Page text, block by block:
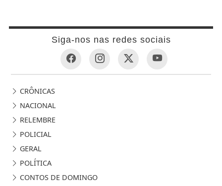
Siga-nos nas redes sociais
CRÔNICAS
NACIONAL
RELEMBRE
POLICIAL
GERAL
POLÍTICA
CONTOS DE DOMINGO